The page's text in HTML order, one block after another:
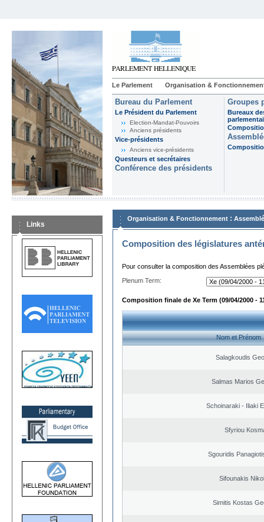
Le Parlement Organisation &
Bureau du Parlement
Le Président du Parlement
Election-Mandat-Pouvoirs
Anciens présidents
Vice-présidents
Anciens vice-présidents
Questeurs et secrétaires
Conférence des présidents
Groupes
Bureaux
Links
Organisation & Fonctionnement :
Composition des législatures
Pour consulter la composition des Assemblées
Plenum Term:
Composition finale de Xe Term (09/04/2000 -
Nom et Prénom
Salagkoudis
Salmas Marios
Schoinaraki - Iliaki
Sfyriou
Sgouridis
Sifounakis
Simitis Kostas